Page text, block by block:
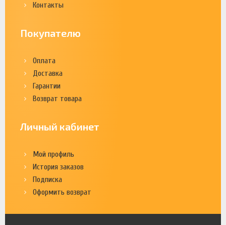
Контакты
Покупателю
Оплата
Доставка
Гарантии
Возврат товара
Личный кабинет
Мой профиль
История заказов
Подписка
Оформить возврат